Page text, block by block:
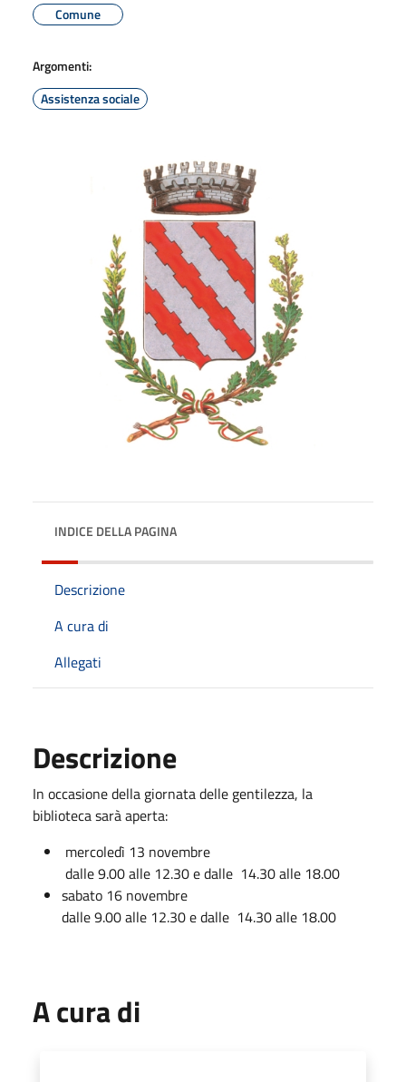
Comune
Argomenti:
Assistenza sociale
INDICE DELLA PAGINA
Descrizione
A cura di
Allegati
Descrizione
In occasione della giornata delle gentilezza, la
biblioteca sarà aperta:
mercoledì 13 novembre
dalle 9.00 alle 12.30 e dalle 14.30 alle 18.00
sabato 16 novembre
dalle 9.00 alle 12.30 e dalle 14.30 alle 18.00
A cura di